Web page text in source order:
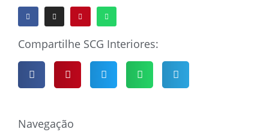
Compartilhe SCG Interiores:
Navegação